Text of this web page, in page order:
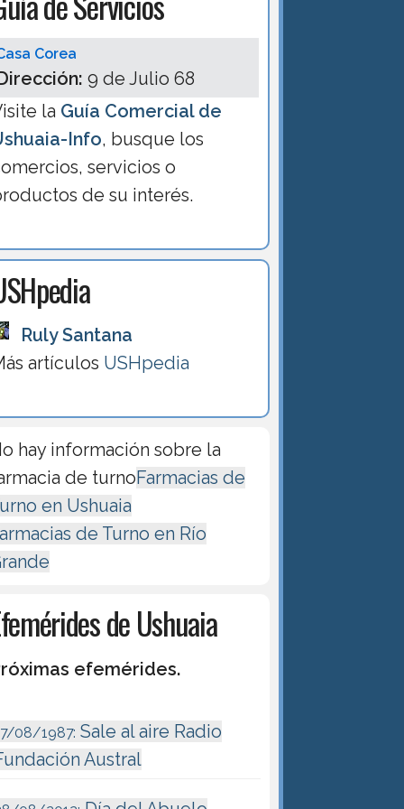
Corea
9 de Julio 68
la Guía Comercial de
Info, busque los
servicios o
de su interés.
Ruly Santana
artículos USHpedia
hay información sobre la
de turnoFarmacias de
en Ushuaia
de Turno en Río
de Ushuaia
efemérides.
08/1987: Sale al aire Radio
Austral